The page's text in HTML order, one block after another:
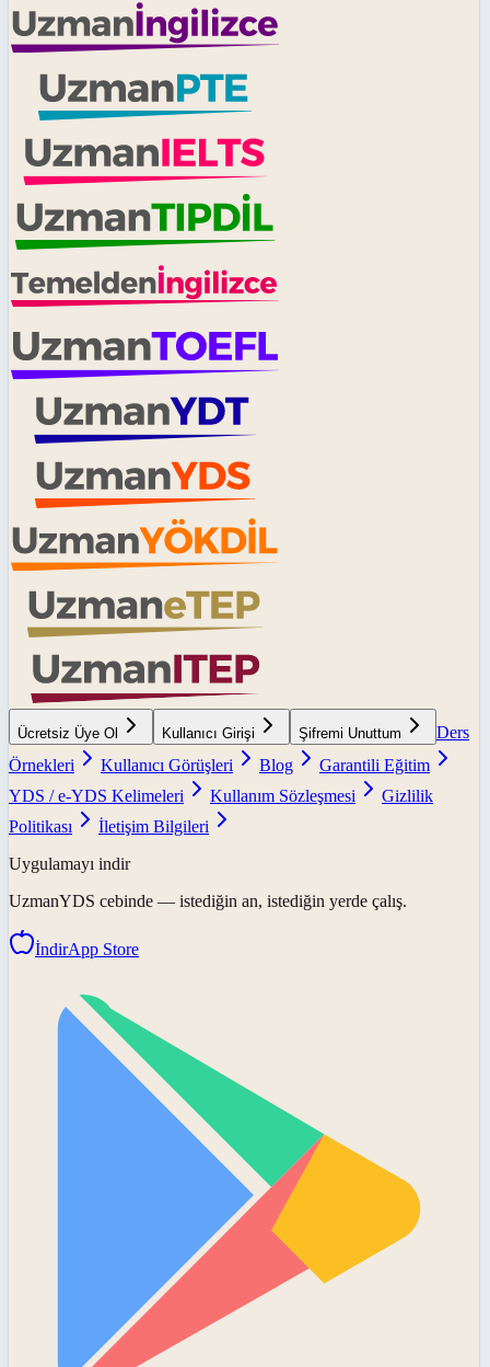
Ücretsiz Üye Ol Kullanıcı Girişi Şifremi Unuttum
Ders
Örnekleri
Kullanıcı Görüşleri Blog
Garantili Eğitim
YDS / e-YDS Kelimeleri
Kullanım Sözleşmesi
Gizlilik
Politikası
İletişim Bilgileri
Uygulamayı indir
UzmanYDS cebinde — istediğin an, istediğin yerde çalış.
İndirApp Store